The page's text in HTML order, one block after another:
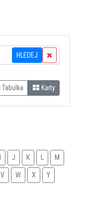
HLEDEJ
Tabulka Karty
J K M
V W X Y